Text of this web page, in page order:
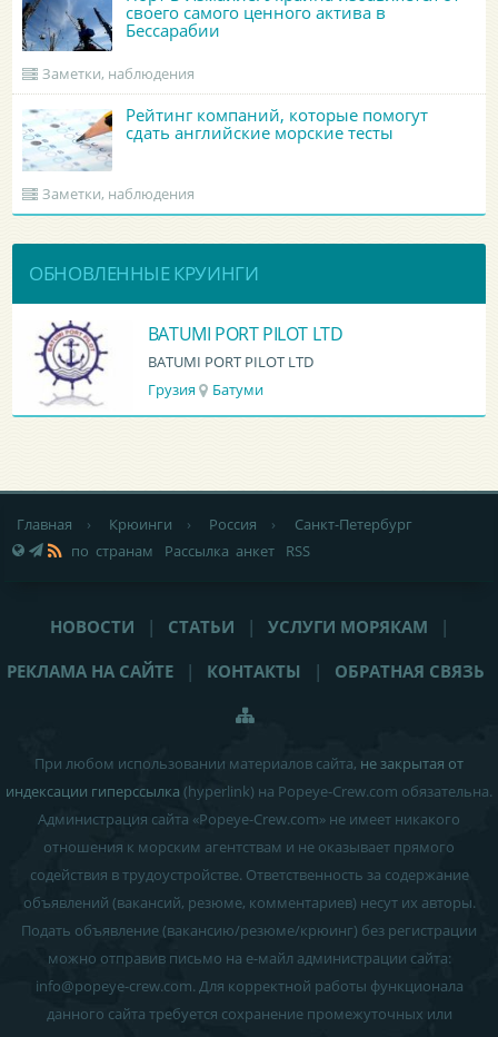
своего самого ценного актива в
Бессарабии
Заметки, наблюдения
Рейтинг компаний, которые помогут
сдать английские морские тесты
Заметки, наблюдения
ОБНОВЛЕННЫЕ КРУИНГИ
BATUMI PORT PILOT LTD
BATUMI PORT PILOT LTD
Грузия
Батуми
Главная › Крюинги › Россия ›
Санкт-Петербург
по странам
Рассылка анкет RSS
НОВОСТИ | СТАТЬИ | УСЛУГИ МОРЯКАМ
|
РЕКЛАМА НА САЙТЕ
| КОНТАКТЫ | ОБРАТНАЯ СВЯЗЬ
При любом использовании материалов сайта, не закрытая от
индексации гиперссылка (hyperlink) на Popeye-Crew.com обязательна.
Администрация сайта «Popeye-Crew.com» не имеет никакого
отношения к морским агентствам и не оказывает прямого
содействия в трудоустройстве. Ответственность за содержание
объявлений (вакансий, резюме, комментариев) несут их авторы.
Подать объявление (вакансию/резюме/крюинг) без регистрации
можно отправив письмо на е-майл администрации сайта:
info@popeye-crew.com. Для корректной работы функционала
данного сайта требуется сохранение промежуточных или